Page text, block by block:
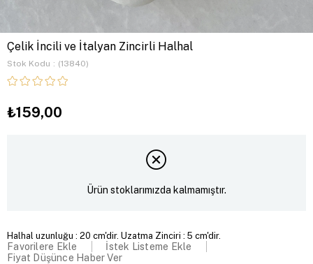
Çelik İncili ve İtalyan Zincirli Halhal
Stok Kodu (13840)
₺159,00
Ürün stoklarımızda kalmamıştır.
Halhal uzunluğu : 20 cm'dir. Uzatma Zinciri : 5 cm'dir.
Favorilere Ekle
İstek Listeme Ekle
Fiyat Düşünce Haber Ver